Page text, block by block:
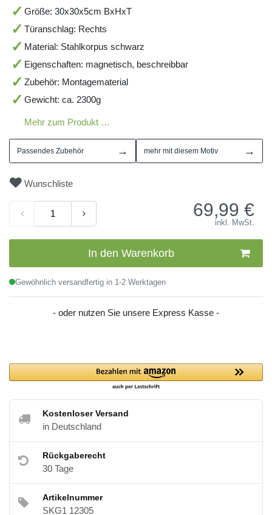
Größe: 30x30x5cm BxHxT
Türanschlag: Rechts
Material: Stahlkorpus schwarz
Eigenschaften: magnetisch, beschreibbar
Zubehör: Montagematerial
Gewicht: ca. 2300g
Mehr zum Produkt …
Passendes Zubehör → mehr mit diesem Motiv →
Wunschliste
69,99 €
inkl. MwSt.
In den Warenkorb
Gewöhnlich versandfertig in 1-2 Werktagen
- oder nutzen Sie unsere Express Kasse -
Kostenloser Versand
in Deutschland
Rückgaberecht
30 Tage
Artikelnummer
SKG1 12305